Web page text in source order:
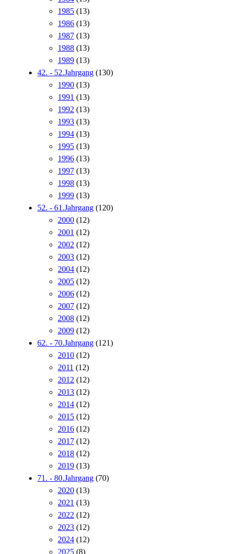
1985 (13)
1986 (13)
1987 (13)
1988 (13)
1989 (13)
42. - 52.Jahrgang (130)
1990 (13)
1991 (13)
1992 (13)
1993 (13)
1994 (13)
1995 (13)
1996 (13)
1997 (13)
1998 (13)
1999 (13)
52. - 61.Jahrgang (120)
2000 (12)
2001 (12)
2002 (12)
2003 (12)
2004 (12)
2005 (12)
2006 (12)
2007 (12)
2008 (12)
2009 (12)
62. - 70.Jahrgang (121)
2010 (12)
2011 (12)
2012 (12)
2013 (12)
2014 (12)
2015 (12)
2016 (12)
2017 (12)
2018 (12)
2019 (13)
71. - 80.Jahrgang (70)
2020 (13)
2021 (13)
2022 (12)
2023 (12)
2024 (12)
2025 (8)